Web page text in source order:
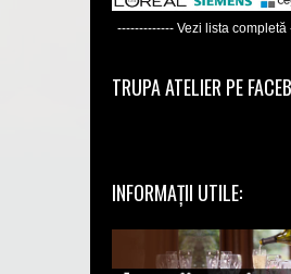
------------- Vezi lista completă
TRUPA ATELIER PE
INFORMAȚII UTILE: